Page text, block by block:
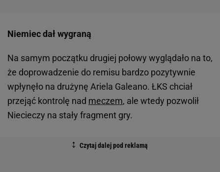
Niemiec dał wygraną
Na samym początku drugiej połowy wyglądało na to,
że doprowadzenie do remisu bardzo pozytywnie
wpłynęło na drużynę Ariela Galeano. ŁKS chciał
przejąć kontrolę nad meczem, ale wtedy pozwolił
Niecieczy na stały fragment gry.